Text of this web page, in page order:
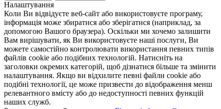
Налаштування
Коли Ви відвідуєте веб-сайт або використовуєте програму,
інформація може збиратися або зберігатися (наприклад, за
допомогою Вашого браузера). Оскільки ми хочемо залишити
Вам вирішувати, як Ви використовуєте наші послуги, Ви
можете самостійно контролювати використання певних типів
файлів cookie або подібних технологій. Натисніть на
заголовки окремих категорій, щоб дізнатися більше та змінити
налаштування. Якщо ви відхилите певні файли cookie або
подібні технології, це може призвести до відображення менш
релевантного вмісту або до недоступності певних функцій
наших служб.